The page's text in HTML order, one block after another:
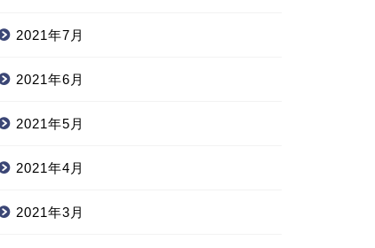
2021年7月
2021年6月
2021年5月
2021年4月
2021年3月